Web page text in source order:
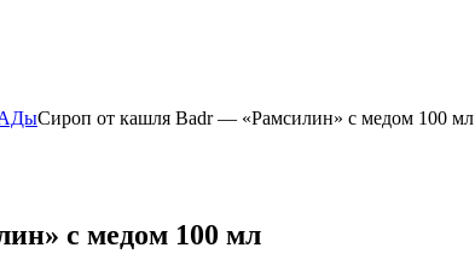
Сироп от кашля Badr — «Рамсилин» с медом 100 мл
с медом 100 мл